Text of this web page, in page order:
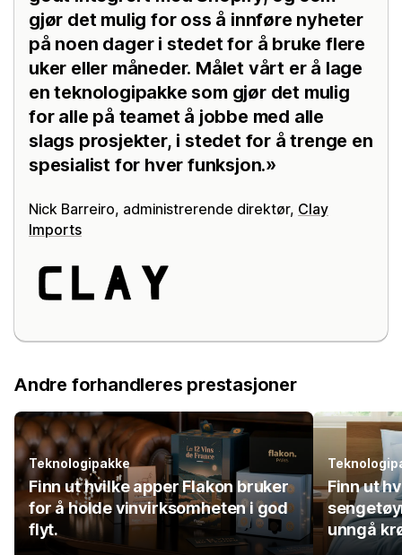
gjør det mulig for oss å innføre nyheter
på noen dager i stedet for å bruke flere
uker eller måneder. Målet vårt er å lage
en teknologipakke som gjør det mulig
for alle på teamet å jobbe med alle
slags prosjekter, i stedet for å trenge en
spesialist for hver funksjon.
Nick Barreiro, administrerende direktør, Clay
Imports
Andre forhandleres prestasjoner
Teknologipakke
Finn ut hvilke apper Flakon bruker
for å holde vinvirksomheten i god
flyt.
Finn ut
unngå